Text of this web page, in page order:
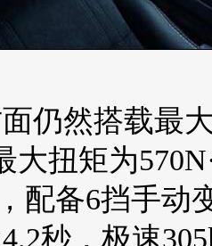
然搭载最
大扭矩为
，配备6挡手动
秒，极速